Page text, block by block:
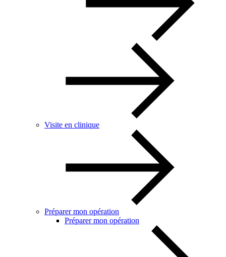
Visite en clinique
Préparer mon opération
Préparer mon opération